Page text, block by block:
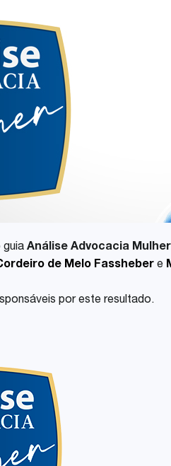
guia Análise Advocacia Mulher
de Melo Fassheber e
por este resultado.